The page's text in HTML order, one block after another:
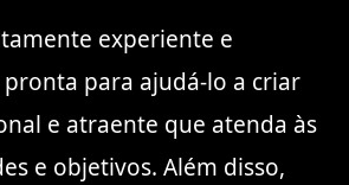
experiente e
para ajudá-lo a criar
e atraente que atenda às
e objetivos. Além disso,